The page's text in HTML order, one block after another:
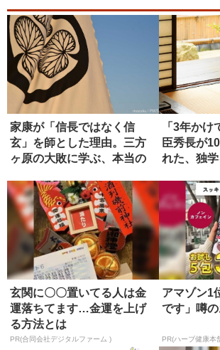
家康が「信長ではなく信
玄」を師とした理由。三方
ヶ原の大敗に学ぶ、本当の
「3年か
臣秀長が
れた、独
玄関に〇〇置いてる人は金
運落ちてます…金運を上げ
る方法とは
PR(合同会社デジタルファーム )
アマゾン1
です」噂
PR(ハーブ健康本